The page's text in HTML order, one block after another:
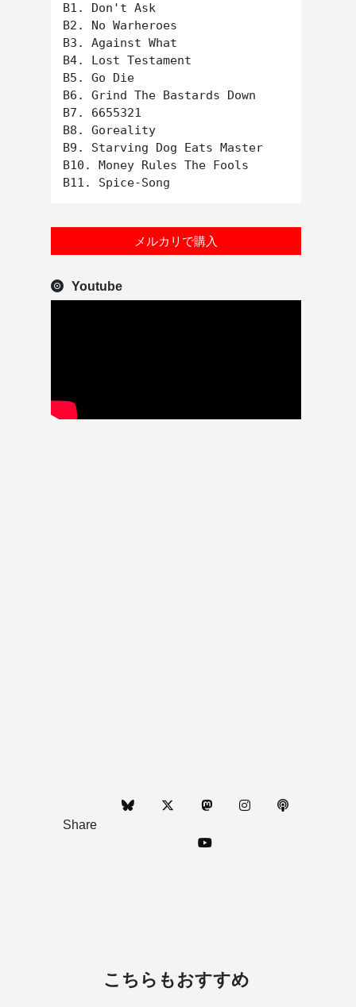
B1. Don't Ask
B2. No Warheroes
B3. Against What
B4. Lost Testament
B5. Go Die
B6. Grind The Bastards Down
B7. 6655321
B8. Goreality
B9. Starving Dog Eats Master
B10. Money Rules The Fools
メルカリで購入
Youtube
Share
こちらもおすすめ